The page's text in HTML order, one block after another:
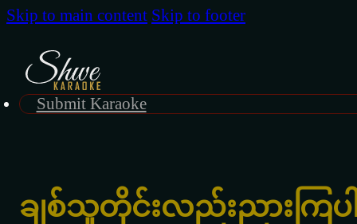
Skip to main content Skip to footer
Submit Karaoke
ချစ်သူတိုင်းလည်းညားကြပ